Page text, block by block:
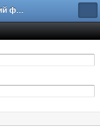
Габуричский форум